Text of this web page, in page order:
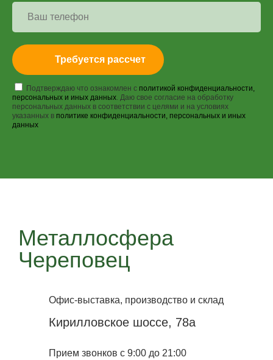
Требуется рассчет
Подтверждаю что ознакомлен с политикой конфиденциальности,
персональных и иных данных. Даю свое согласие на обработку
персональных данных в соответствии с целями и на условиях
указанных в политике конфиденциальности, персональных и иных
данных
Металлосфера
Череповец
Офис-выставка, производство и склад
Кирилловское шоссе, 78а
Прием звонков с 9:00 до 21:00